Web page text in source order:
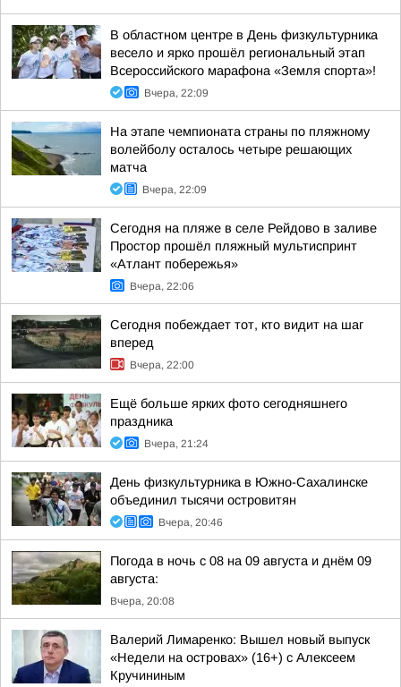
В областном центре в День физкультурника
весело и ярко прошёл региональный этап
Всероссийского марафона «Земля спорта»!
Вчера, 22:09
На этапе чемпионата страны по пляжному
волейболу осталось четыре решающих
матча
Вчера, 22:09
Сегодня на пляже в селе Рейдово в заливе
Простор прошёл пляжный мультиспринт
«Атлант побережья»
Вчера, 22:06
Сегодня побеждает тот, кто видит на шаг
вперед
Вчера, 22:00
Ещё больше ярких фото сегодняшнего
праздника
Вчера, 21:24
День физкультурника в Южно-Сахалинске
объединил тысячи островитян
Вчера, 20:46
Погода в ночь с 08 на 09 августа и днём 09
августа:
Вчера, 20:08
Валерий Лимаренко: Вышел новый выпуск
«Недели на островах» (16+) с Алексеем
Кручининым